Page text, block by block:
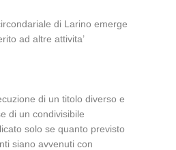
di Larino emerge
ad altre attivita’
di un titolo diverso e
di un condivisibile
solo se quanto previsto
siano avvenuti con